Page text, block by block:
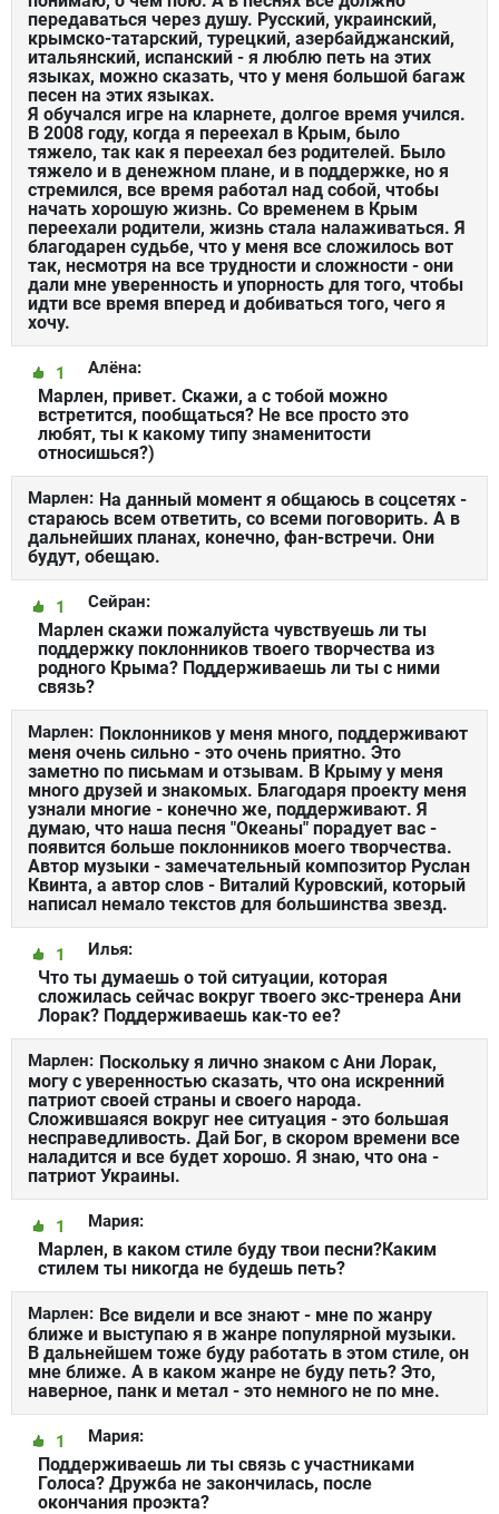
передаваться через душу. Русский, украинский,
крымско-татарский, турецкий, азербайджанский,
итальянский, испанский - я люблю петь на этих
языках, можно сказать, что у меня большой багаж
песен на этих языках.
Я обучался игре на кларнете, долгое время учился.
В 2008 году, когда я переехал в Крым, было
тяжело, так как я переехал без родителей. Было
тяжело и в денежном плане, и в поддержке, но я
стремился, все время работал над собой, чтобы
начать хорошую жизнь. Со временем в Крым
переехали родители, жизнь стала налаживаться. Я
благодарен судьбе, что у меня все сложилось вот
так, несмотря на все трудности и сложности - они
дали мне уверенность и упорность для того, чтобы
идти все время вперед и добиваться того, чего я
хочу.
Алёна:
1
Марлен, привет. Скажи, а с тобой можно
встретится, пообщаться? Не все просто это
любят, ты к какому типу знаменитости
относишься?)
Марлен: На данный момент я общаюсь в соцсетях -
стараюсь всем ответить, со всеми поговорить. А в
дальнейших планах, конечно, фан-встречи. Они
будут, обещаю.
Сейран:
1
Марлен скажи пожалуйста чувствуешь ли ты
поддержку поклонников твоего творчества из
родного Крыма? Поддерживаешь ли ты с ними
связь?
Марлен: Поклонников у меня много, поддерживают
меня очень сильно - это очень приятно. Это
заметно по письмам и отзывам. В Крыму у меня
много друзей и знакомых. Благодаря проекту меня
узнали многие - конечно же, поддерживают. Я
думаю, что наша песня "Океаны" порадует вас -
появится больше поклонников моего творчества.
Автор музыки - замечательный композитор Руслан
Квинта, а автор слов - Виталий Куровский, который
написал немало текстов для большинства звезд.
Илья:
1
Что ты думаешь о той ситуации, которая
сложилась сейчас вокруг твоего экс-тренера Ани
Лорак? Поддерживаешь как-то ее?
Марлен: Поскольку я лично знаком с Ани Лорак,
могу с уверенностью сказать, что она искренний
патриот своей страны и своего народа.
Сложившаяся вокруг нее ситуация - это большая
несправедливость. Дай Бог, в скором времени все
наладится и все будет хорошо. Я знаю, что она -
патриот Украины.
Мария:
1
Марлен, в каком стиле буду твои песни?Каким
стилем ты никогда не будешь петь?
Марлен: Все видели и все знают - мне по жанру
ближе и выступаю я в жанре популярной музыки.
В дальнейшем тоже буду работать в этом стиле, он
мне ближе. А в каком жанре не буду петь? Это,
наверное, панк и метал - это немного не по мне.
Мария:
1
Поддерживаешь ли ты связь с участниками
Голоса? Дружба не закончилась, после
окончания проэкта?